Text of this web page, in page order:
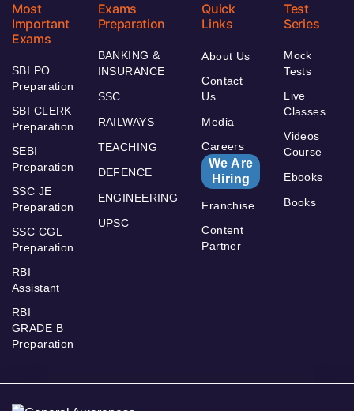
Most
Important
Exams
SBI PO
Preparation
SBI CLERK
Preparation
SEBI
Preparation
SSC JE
Preparation
SSC CGL
Preparation
RBI
Assistant
RBI
GRADE B
Preparation
Exams
Preparation
BANKING &
INSURANCE
SSC
RAILWAYS
TEACHING
DEFENCE
ENGINEERING
UPSC
Quick
Links
About Us
Contact
Us
Media
Careers
We Are
Hiring
Franchise
Content
Partner
Test
Series
Mock
Tests
Live
Classes
Videos
Course
Ebooks
Books